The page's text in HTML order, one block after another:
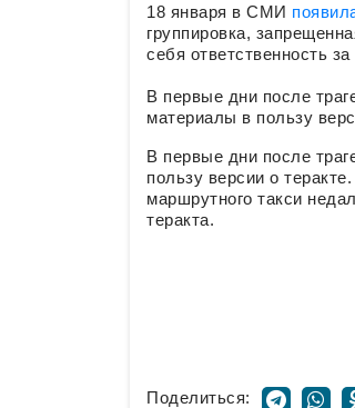
18 января в СМИ
группировка,
себя ответственность за
В первые дни после
материалы в пользу
В первые дни после
пользу версии о
маршрутного такси
теракта.
Поделиться: